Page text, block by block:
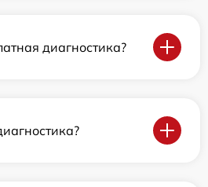
диагностика?